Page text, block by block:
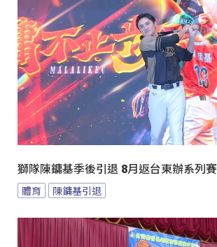
獅隊陳鏞基季後引退 8月返台東辦系列賽
體育 陳鏞基引退